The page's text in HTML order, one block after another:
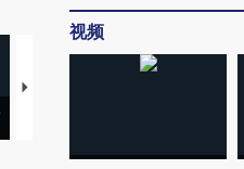
【推广】走进第四届链博
视频